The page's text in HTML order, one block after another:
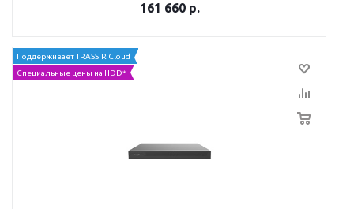
161 660р.
Поддерживает TRASSIR Cloud
Специальные цены на HDD*